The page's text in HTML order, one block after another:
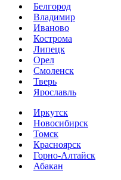
Белгород
Владимир
Иваново
Кострома
Липецк
Орел
Смоленск
Тверь
Ярославль
Иркутск
Новосибирск
Томск
Красноярск
Горно-Алтайск
Абакан